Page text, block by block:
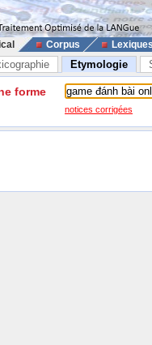
Corpus
Etymologie
forme
notices corrigées